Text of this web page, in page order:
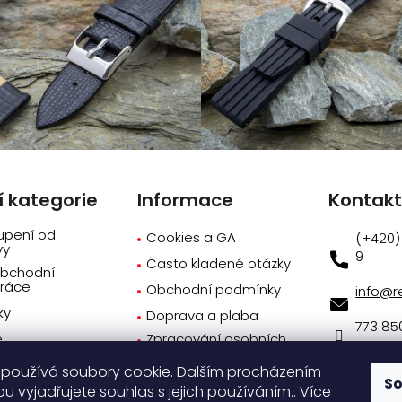
soubory cookie. Dalším procházením
vyjadřujete souhlas s jejich používáním.. Více
kategorie
od
Informace
Cookies a GA
Často kladené otázky
Obchodní podmínky
Doprava a plaba
Zpracování osobních
Dárky k objednávce
Kontakt
info@
9
773